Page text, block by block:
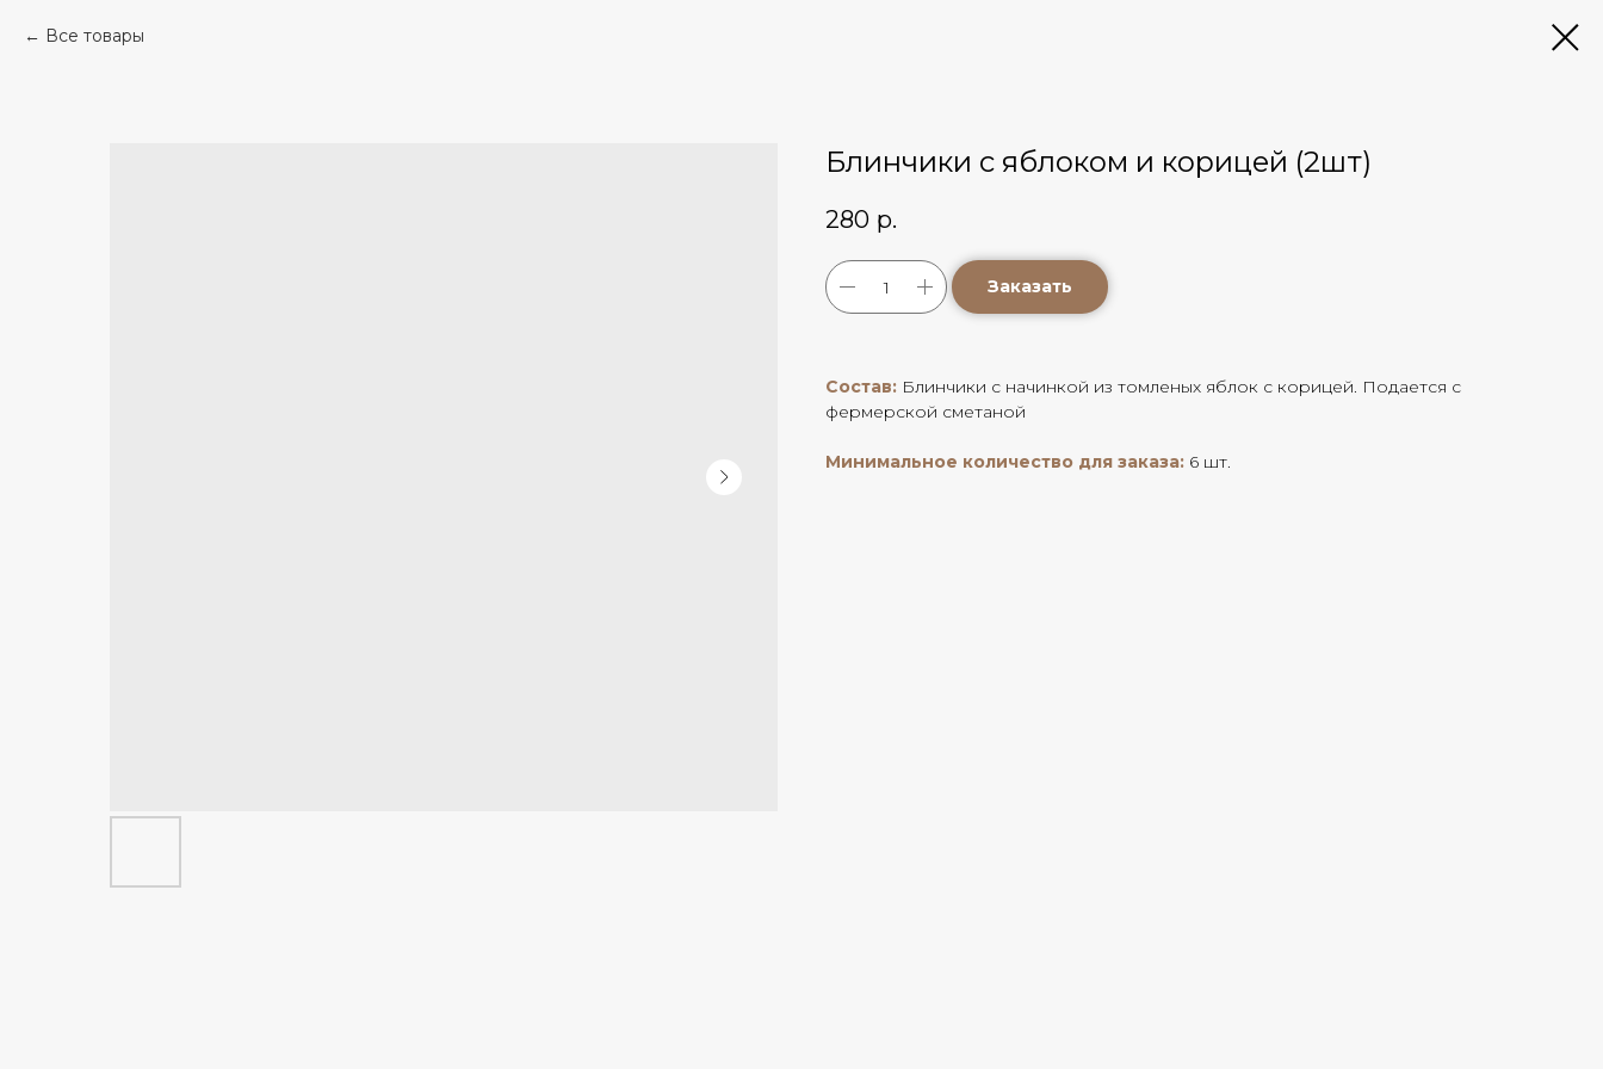
Все товары
Блинчики с яблоком и корицей (2шт)
280 р.
Заказать
Состав: Блинчики с начинкой из томленых яблок с корицей. Подается с
фермерской сметаной
Минимальное количество для заказа: 6 шт.